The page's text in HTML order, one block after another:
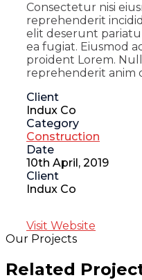
Consectetur nisi
reprehenderit
elit deserunt
ea fugiat. Eiusmod
proident Lorem.
reprehenderit anim
Client
Indux Co
Category
Construction
Date
10th April, 2019
Client
Indux Co
Visit Website
Our Projects
Related